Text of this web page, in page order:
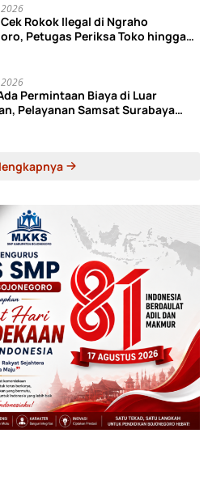
Rokok Ilegal di Ngraho
Petugas Periksa Toko hingga
Permintaan Biaya di Luar
Pelayanan Samsat Surabaya